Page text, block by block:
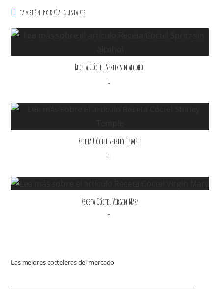
TAMBIÉN PODRÍA GUSTARTE
Receta Cóctel Spritz sin alcohol
Receta Cóctel Shirley Temple
Receta Cóctel Virgin Mary
Las mejores cocteleras del mercado